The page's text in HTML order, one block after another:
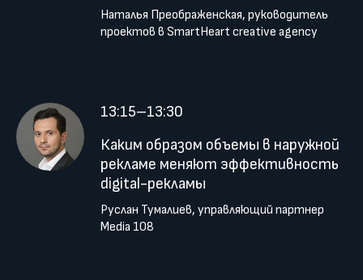
Наталья Преображенская, руководитель
проектов в SmartHeart creative agency
13:15–13:30
Каким образом объемы в наружной
рекламе меняют эффективность
digital-рекламы
Руслан Тумалиев, управляющий партнер
Media 108